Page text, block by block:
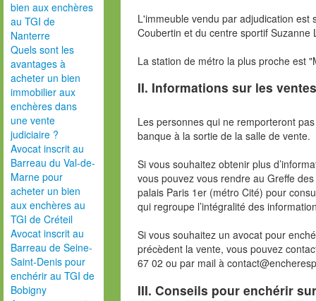
bien aux enchères
au TGI de
Nanterre
Quels sont les
avantages à
acheter un bien
immobilier aux
enchères dans
une vente
judiciaire ?
Avocat inscrit au
Barreau du Val-de-
Marne pour
acheter un bien
aux enchères au
TGI de Créteil
Avocat inscrit au
Barreau de Seine-
Saint-Denis pour
enchérir au TGI de
Bobigny
L'immeuble vendu par adjudication est
Coubertin et du centre sportif Suzanne
La station de métro la plus proche est
II. Informations sur les
Les personnes qui ne remporteront
banque à la sortie de la salle de vente.
Si vous souhaitez obtenir plus
vous pouvez vous rendre au Greffe
palais Paris 1er (métro Cité) pour
qui regroupe l’intégralité des
Si vous souhaitez un avocat pour
précèdent la vente, vous pouvez
67 02 ou par mail à
III. Conseils pour enchérir